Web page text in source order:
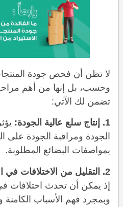
لا تظن أن فحص جودة
وحسب، بل إنها من أهم
تضمن لك الآتي:
1. إنتاج سلع عالية الجودة:
الجودة ومراقبة الجودة على
بمواصفات البضائع المطلوبة.
2. التقليل من الاختلافات في الإنتاج أثناء التصنيع:
إذ يمكن أن تحدث اختلافات
وبمجرد فهم الأسباب الكامنة